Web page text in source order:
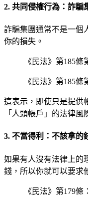
2. 共同侵權行為：詐騙
詐騙集團通常不是一個
你的損失。
《民法》第185
《民法》第185
這表示，即使只是提供
「人頭帳戶」的法律風
3. 不當得利：不該拿的
如果有人沒有法律上的
錢，所以你就可以要求
《民法》第179